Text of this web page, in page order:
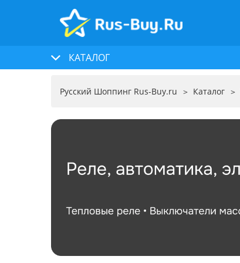
КАТАЛОГ
Русский Шоппинг Rus-Buy.ru Каталог